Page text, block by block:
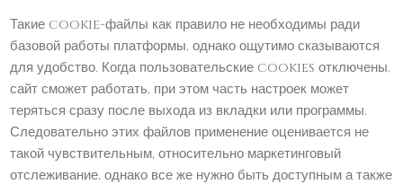
Такие cookie-файлы как правило не необходимы ради
базовой работы платформы, однако ощутимо сказываются
для удобство. Когда пользовательские cookies отключены,
сайт сможет работать, при этом часть настроек может
теряться сразу после выхода из вкладки или программы.
Следовательно этих файлов применение оценивается не
такой чувствительным, относительно маркетинговый
отслеживание, однако все же нужно быть доступным а также